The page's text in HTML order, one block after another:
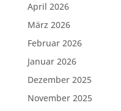
April 2026
März 2026
Februar 2026
Januar 2026
Dezember 2025
November 2025